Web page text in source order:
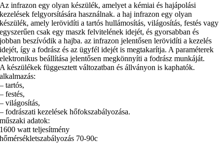
Az infrazon egy olyan készülék, amelyet a kémiai és hajápolási
kezelések felgyorsítására használnak. a haj infrazon egy olyan
készülék, amely lerövidíti a tartós hullámosítás, világosítás, festés vagy
egyszerűen csak egy maszk felvitelének idejét, és gyorsabban és
jobban beszívódik a hajba. az infrazon jelentősen lerövidíti a kezelés
idejét, így a fodrász és az ügyfél idejét is megtakarítja. A paraméterek
elektronikus beállítása jelentősen megkönnyíti a fodrász munkáját.
A készülékek függesztett változatban és állványon is kaphatók.
alkalmazás:
– tartós,
– festés,
– világosítás,
– fodrászati kezelések hőfokszabályozása.
műszaki adatok:
1600 watt teljesítmény
hőmérsékletszabályozás 70-90c